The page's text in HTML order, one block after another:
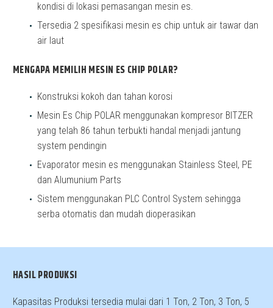
kondisi di lokasi pemasangan mesin es.
Tersedia 2 spesifikasi mesin es chip untuk air tawar dan
air laut
MENGAPA MEMILIH MESIN ES CHIP POLAR?
Konstruksi kokoh dan tahan korosi
Mesin Es Chip POLAR menggunakan kompresor BITZER
yang telah 86 tahun terbukti handal menjadi jantung
system pendingin
Evaporator mesin es menggunakan Stainless Steel, PE
dan Alumunium Parts
Sistem menggunakan PLC Control System sehingga
serba otomatis dan mudah dioperasikan
HASIL PRODUKSI
Kapasitas Produksi tersedia mulai dari 1 Ton, 2 Ton, 3 Ton, 5